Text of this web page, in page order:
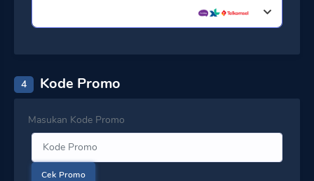
4 Kode Promo
Masukan Kode Promo
Cek Promo